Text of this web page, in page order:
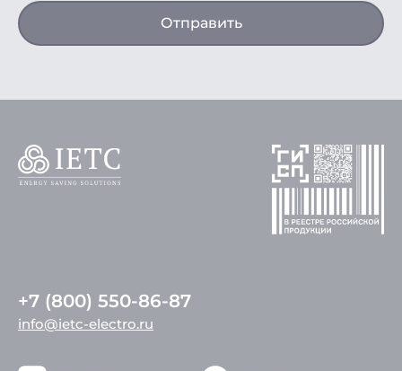
Отправить
+7 (800) 550-86-87
info@ietc-electro.ru